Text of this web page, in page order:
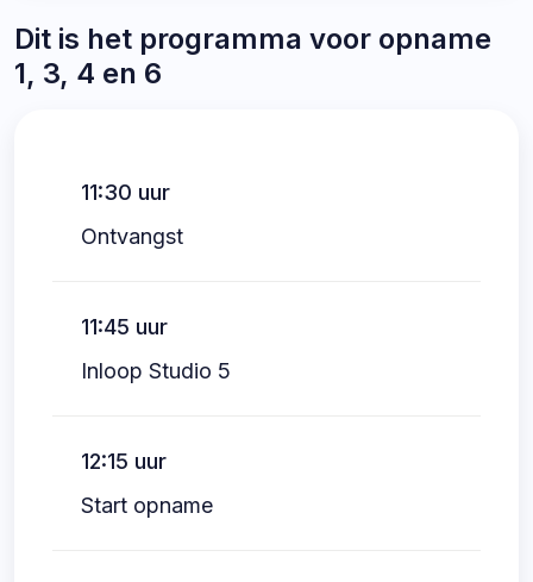
Dit is het programma voor opname
1, 3, 4 en 6
11:30 uur
Ontvangst
11:45 uur
Inloop Studio 5
12:15 uur
Start opname